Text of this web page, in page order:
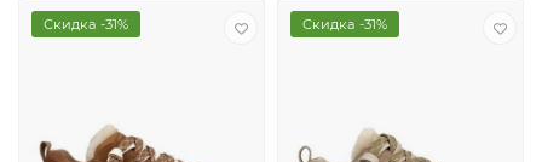
Скидка -31% Скидка -31%